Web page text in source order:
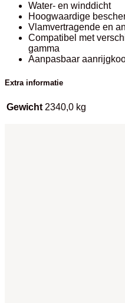
Water- en winddicht
Hoogwaardige
Vlamvertragende en
Compatibel met
gamma
Aanpasbaar
Extra informatie
Gewicht 2340,0 kg